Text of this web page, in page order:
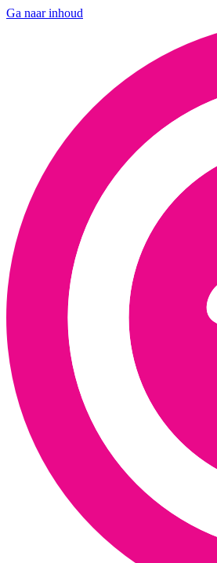
Ga naar inhoud